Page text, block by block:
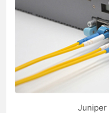
Juniper